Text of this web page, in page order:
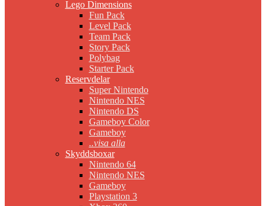
Lego Dimensions
Fun Pack
Level Pack
Team Pack
Story Pack
Polybag
Starter Pack
Reservdelar
Super Nintendo
Nintendo NES
Nintendo DS
Gameboy Color
Gameboy
..visa alla
Skyddsboxar
Nintendo 64
Nintendo NES
Gameboy
Playstation 3